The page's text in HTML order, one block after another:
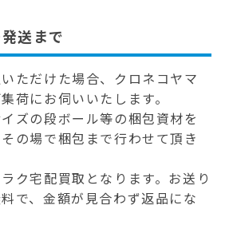
送まで
ただけた場合、クロネコヤマ
荷にお伺いいたします。
ズの段ボール等の梱包資材を
の場で梱包まで行わせて頂き
ク宅配買取となります。お送り
で、金額が見合わず返品にな